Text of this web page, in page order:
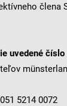
člena
uvedené číslo
5214 0072